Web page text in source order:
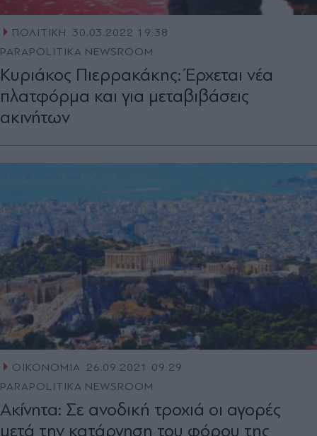
ΠΟΛΙΤΙΚΗ
30.03.2022 19:38
PARAPOLITIKA NEWSROOM
Κυριάκος Πιερρακάκης: Έρχεται νέα
πλατφόρμα και για μεταβιβάσεις
ακινήτων
ΟΙΚΟΝΟΜΙΑ 26.09.2021 09:29
PARAPOLITIKA NEWSROOM
Ακίνητα: Σε ανοδική τροχιά οι αγορές
μετά την κατάργηση του φόρου της